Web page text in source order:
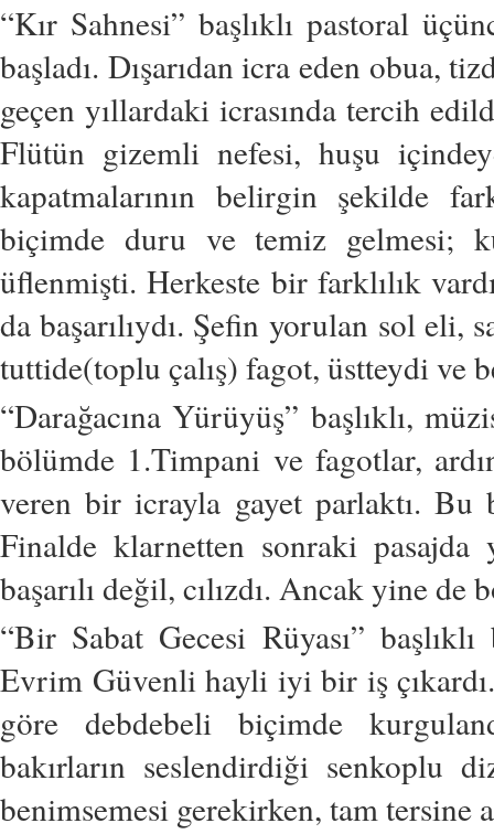
“Kır Sahnesi” başlıklı pastoral
başladı. Dışarıdan icra eden obua,
geçen yıllardaki icrasında tercih
Flütün gizemli nefesi, huşu
kapatmalarının belirgin şekilde
biçimde duru ve temiz gelmesi;
üflenmişti. Herkeste bir farklılık
da başarılıydı. Şefin yorulan sol eli,
tuttide(toplu çalış) fagot, üstteydi ve
“Darağacına Yürüyüş” başlıklı,
bölümde 1.Timpani ve fagotlar,
veren bir icrayla gayet parlaktı. Bu
Finalde klarnetten sonraki pasajda
başarılı değil, cılızdı. Ancak yine
“Bir Sabat Gecesi Rüyası”
Evrim Güvenli hayli iyi bir iş
göre debdebeli biçimde
bakırların seslendirdiği senkoplu
benimsemesi gerekirken, tam tersine